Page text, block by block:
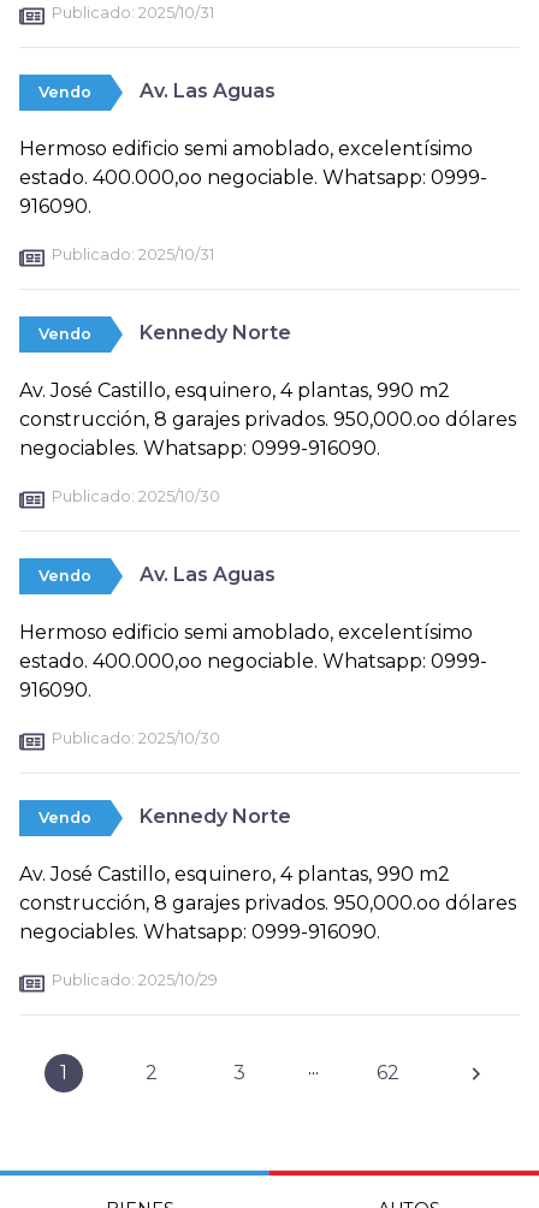
Publicado: 2025/10/31
Vendo Av. Las Aguas
Hermoso edificio semi amoblado, excelentísimo
estado. 400.000,oo negociable. Whatsapp: 0999-
916090.
Publicado: 2025/10/31
Vendo Kennedy Norte
Av. José Castillo, esquinero, 4 plantas, 990 m2
construcción, 8 garajes privados. 950,000.oo dólares
negociables. Whatsapp: 0999-916090.
Publicado: 2025/10/30
Vendo Av. Las Aguas
Hermoso edificio semi amoblado, excelentísimo
estado. 400.000,oo negociable. Whatsapp: 0999-
916090.
Publicado: 2025/10/30
Vendo Kennedy Norte
Av. José Castillo, esquinero, 4 plantas, 990 m2
construcción, 8 garajes privados. 950,000.oo dólares
negociables. Whatsapp: 0999-916090.
Publicado: 2025/10/29
1 2 3 ... 62